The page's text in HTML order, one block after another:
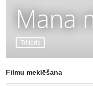
Mana
Trilleris
Filmu meklēšana